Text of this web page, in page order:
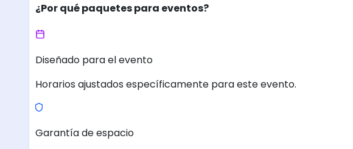
¿Por qué paquetes para eventos?
Diseñado para el evento
Horarios ajustados específicamente para este evento.
Garantía de espacio